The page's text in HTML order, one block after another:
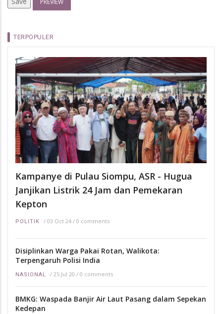
TERPOPULER
Kampanye di Pulau Siompu, ASR - Hugua
Janjikan Listrik 24 Jam dan Pemekaran
Kepton
POLITIK / 03 Oct 24 / 0 comments
Disiplinkan Warga Pakai Rotan, Walikota:
Terpengaruh Polisi India
NASIONAL / 25 Jul 20 / 0 comments
BMKG: Waspada Banjir Air Laut Pasang dalam Sepekan
Kedepan